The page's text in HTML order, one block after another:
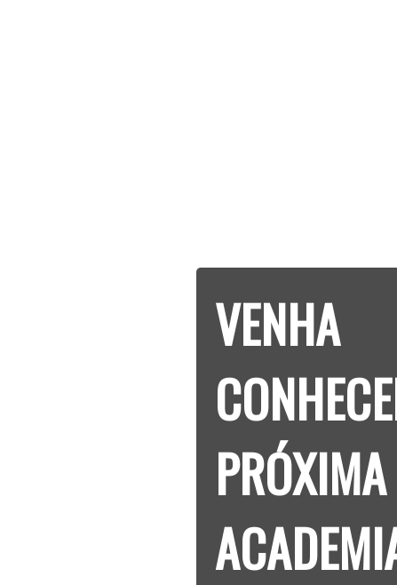
VENHA
PRÓXIMA